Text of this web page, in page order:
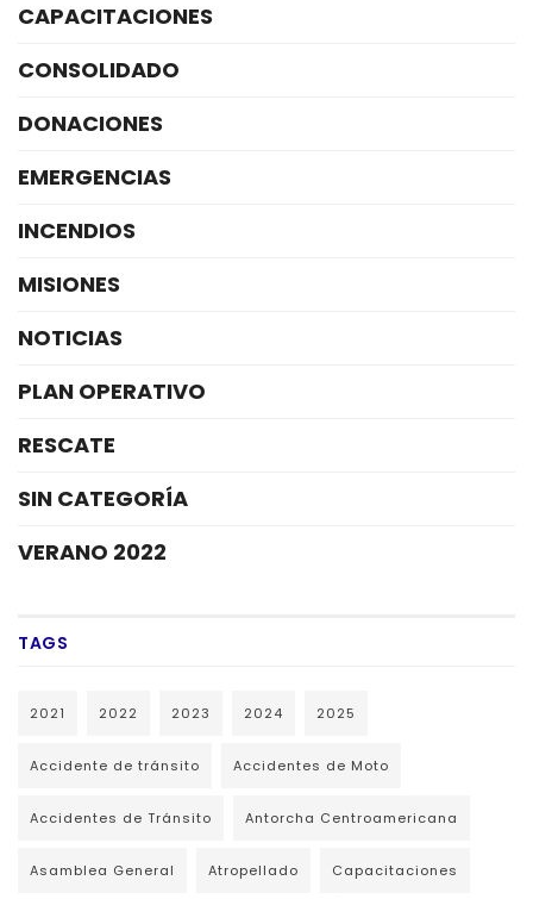
CAPACITACIONES
CONSOLIDADO
DONACIONES
EMERGENCIAS
INCENDIOS
MISIONES
NOTICIAS
PLAN OPERATIVO
RESCATE
SIN CATEGORÍA
VERANO 2022
TAGS
2021 2022 2023 2024 2025
Accidente de tránsito Accidentes de Moto
Accidentes de Tránsito Antorcha Centroamericana
Asamblea General Atropellado Capacitaciones